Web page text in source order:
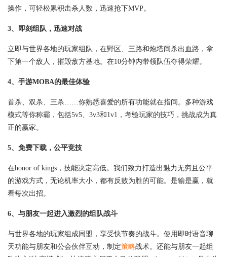
操作，可轻松累积击杀人数，迅速抢下MVP。
3、即刻组队，迅速对战
立即与世界各地的玩家组队，在野区、三路和炮塔间杀出血路，拿
下第一个敌人，摧毁敌方基地。在10分钟内带领队伍夺得荣耀。
4、手游MOBA的最佳体验
首杀、双杀、三杀……你熟悉喜爱的所有功能就在指间。多种游戏
模式等你称霸，包括5v5、3v3和1v1，考验玩家的技巧，挑战成为真
正的赢家。
5、免费下载，公平竞技
在honor of kings，技能决定高低。我们致力打造出魅力无穷且公平
的游戏方式，无论机率大小，都有反败为胜的可能。是输是赢，就
看每次出招。
6、与朋友一起进入激烈的组队战斗
与世界各地的玩家组成同盟，享受快节奏的战斗。使用即时语音聊
天功能与朋友和公会伙伴互动，制定策略战术。还能与朋友一起组